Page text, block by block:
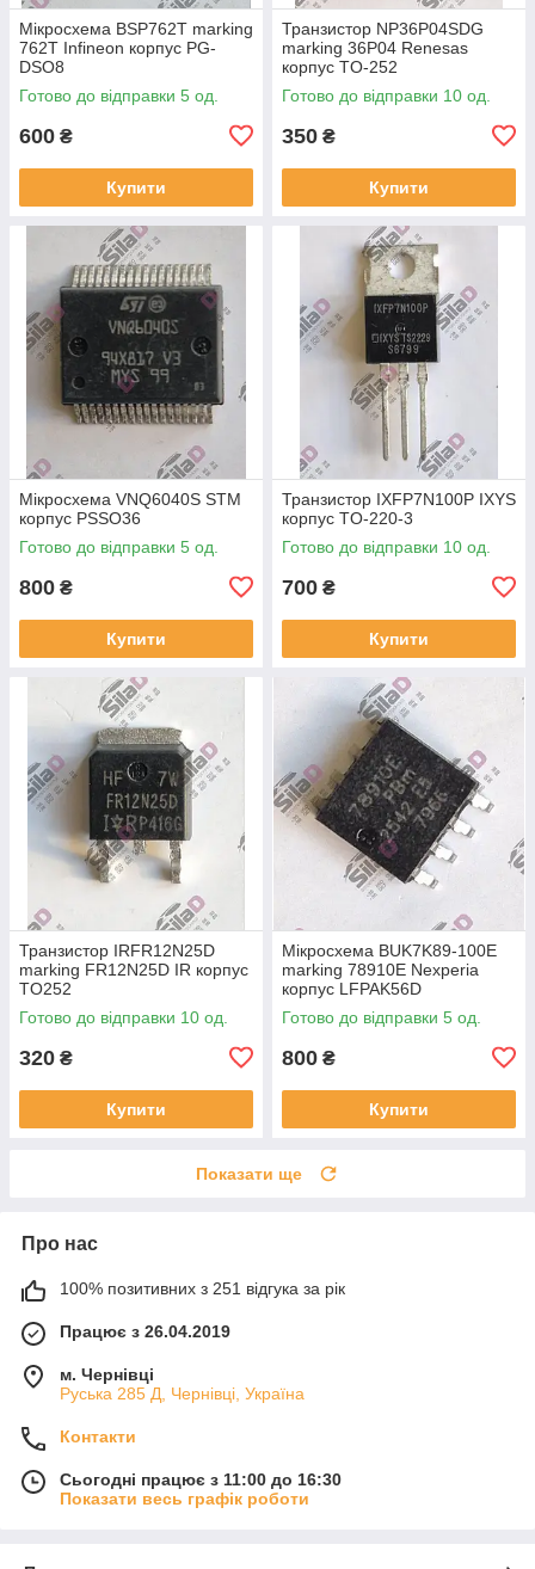
Мікросхема BSP762T marking
762T Infineon корпус PG-
DSO8
Готово до відправки 5 од.
600 ₴
Купити
Транзистор NP36P04SDG
marking 36P04 Renesas
корпус TO-252
Готово до відправки 10 од.
350 ₴
Купити
Мікросхема VNQ6040S STM
корпус PSSO36
Готово до відправки 5 од.
800 ₴
Купити
Транзистор IXFP7N100P IXYS
корпус TO-220-3
Готово до відправки 10 од.
700 ₴
Купити
Транзистор IRFR12N25D
marking FR12N25D IR корпус
TO252
Готово до відправки 10 од.
320 ₴
Купити
Мікросхема BUK7K89-100E
marking 78910E Nexperia
корпус LFPAK56D
Готово до відправки 5 од.
800 ₴
Купити
Показати ще
Про нас
100% позитивних з 251 відгука за рік
Працює з 26.04.2019
м. Чернівці
Руська 285 Д, Чернівці, Україна
Контакти
Сьогодні працює з 11:00 до 16:30
Показати весь графік роботи